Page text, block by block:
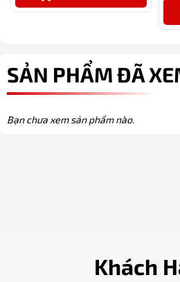
SẢN PHẨM ĐÃ
Bạn chưa xem sản phẩm nào.
Khách